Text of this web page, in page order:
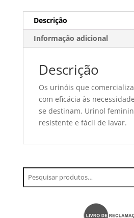
Descrição
Informação adicional
Descrição
Os urinóis que
com eficácia às
se destinam. Urinol
resistente e fácil de lavar.